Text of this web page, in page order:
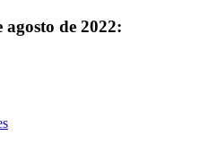
agosto de 2022: